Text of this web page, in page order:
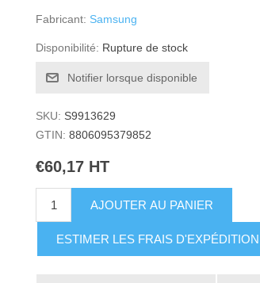
Fabricant: Samsung
Disponibilité: Rupture de stock
Notifier lorsque disponible
SKU: S9913629
GTIN: 8806095379852
€60,17 HT
AJOUTER AU PANIER
ESTIMER LES FRAIS D'EXPÉDITION